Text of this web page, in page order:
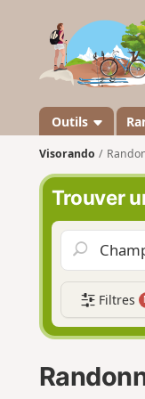
Outils
Visorando
Trouver
Filtres